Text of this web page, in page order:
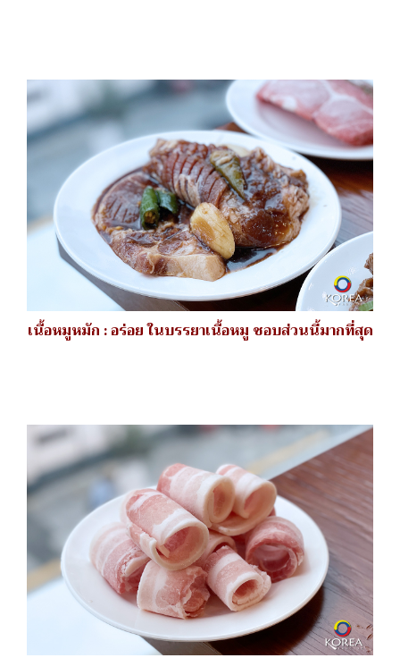
เนื้อหมูหมัก : อร่อย ในบรรยาเนื้อหมู ชอบส่วนนี้มากที่สุด